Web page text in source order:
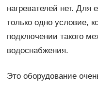
нагревателей нет. Для
только одно условие,
подключении такого
водоснабжения.
Это оборудование